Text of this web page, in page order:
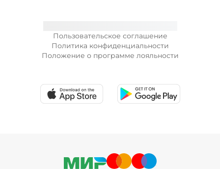
Пользовательское соглашение
Политика конфиденциальности
Положение о программе лояльности